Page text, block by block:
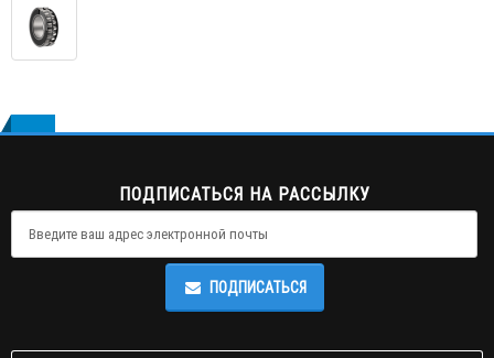
ПОДПИСАТЬСЯ НА РАССЫЛКУ
ПОДПИСАТЬСЯ